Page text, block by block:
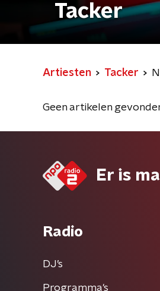
Tacker
Artiesten Tacker
Geen artikelen
Er is
Radio
DJ’s
Programma's